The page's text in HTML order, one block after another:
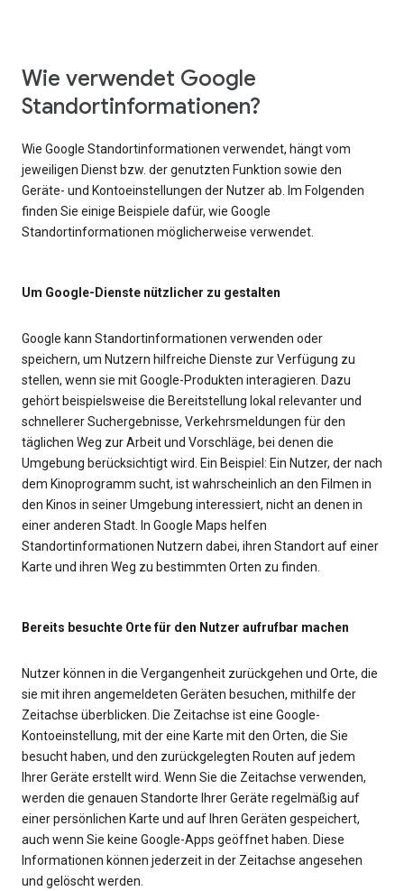
Wie verwendet Google
Standortinformationen?
Wie Google Standortinformationen verwendet, hängt vom
jeweiligen Dienst bzw. der genutzten Funktion sowie den
Geräte- und Kontoeinstellungen der Nutzer ab. Im Folgenden
finden Sie einige Beispiele dafür, wie Google
Standortinformationen möglicherweise verwendet.
Um Google-Dienste nützlicher zu gestalten
Google kann Standortinformationen verwenden oder
speichern, um Nutzern hilfreiche Dienste zur Verfügung zu
stellen, wenn sie mit Google-Produkten interagieren. Dazu
gehört beispielsweise die Bereitstellung lokal relevanter und
schnellerer Suchergebnisse, Verkehrsmeldungen für den
täglichen Weg zur Arbeit und Vorschläge, bei denen die
Umgebung berücksichtigt wird. Ein Beispiel: Ein Nutzer, der nach
dem Kinoprogramm sucht, ist wahrscheinlich an den Filmen in
den Kinos in seiner Umgebung interessiert, nicht an denen in
einer anderen Stadt. In Google Maps helfen
Standortinformationen Nutzern dabei, ihren Standort auf einer
Karte und ihren Weg zu bestimmten Orten zu finden.
Bereits besuchte Orte für den Nutzer aufrufbar machen
Nutzer können in die Vergangenheit zurückgehen und Orte, die
sie mit ihren angemeldeten Geräten besuchen, mithilfe der
Zeitachse überblicken. Die Zeitachse ist eine Google-
Kontoeinstellung, mit der eine Karte mit den Orten, die Sie
besucht haben, und den zurückgelegten Routen auf jedem
Ihrer Geräte erstellt wird. Wenn Sie die Zeitachse verwenden,
werden die genauen Standorte Ihrer Geräte regelmäßig auf
einer persönlichen Karte und auf Ihren Geräten gespeichert,
auch wenn Sie keine Google-Apps geöffnet haben. Diese
Informationen können jederzeit in der Zeitachse angesehen
und gelöscht werden.